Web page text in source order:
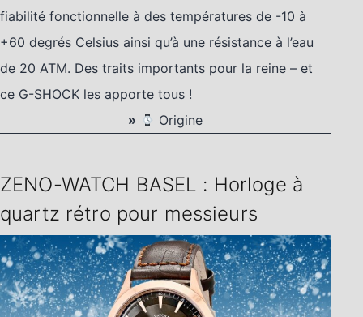
fiabilité fonctionnelle à des températures de -10 à
+60 degrés Celsius ainsi qu’à une résistance à l’eau
de 20 ATM. Des traits importants pour la reine – et
ce G-SHOCK les apporte tous !
»
Origine
ZENO-WATCH BASEL : Horloge à
quartz rétro pour messieurs